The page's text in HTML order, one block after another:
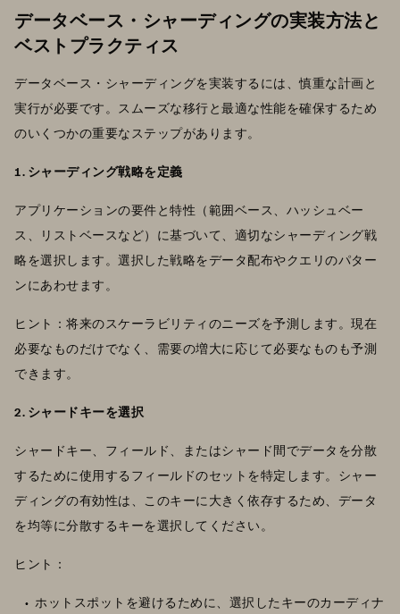
データベース・シャーディングの実装方法と
ベストプラクティス
データベース・シャーディングを実装するには、慎重な計画と
実行が必要です。スムーズな移行と最適な性能を確保するため
のいくつかの重要なステップがあります。
1. シャーディング戦略を定義
アプリケーションの要件と特性（範囲ベース、ハッシュベー
ス、リストベースなど）に基づいて、適切なシャーディング戦
略を選択します。選択した戦略をデータ配布やクエリのパター
ンにあわせます。
ヒント：将来のスケーラビリティのニーズを予測します。現在
必要なものだけでなく、需要の増大に応じて必要なものも予測
できます。
2. シャードキーを選択
シャードキー、フィールド、またはシャード間でデータを分散
するために使用するフィールドのセットを特定します。シャー
ディングの有効性は、このキーに大きく依存するため、データ
を均等に分散するキーを選択してください。
ヒント：
ホットスポットを避けるために、選択したキーのカーディナ